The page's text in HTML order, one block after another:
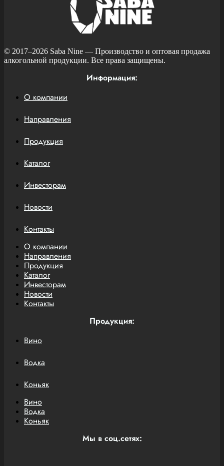
© 2017–2026 Saba Nine — Производство и оптовая продажа
алкогольной продукции. Все права защищены.
Информация:
О компании
Направления
Продукция
Каталог
Инвесторам
Новости
Контакты
О компании
Направления
Продукция
Каталог
Инвесторам
Новости
Контакты
Продукция:
Вино
Водка
Коньяк
Вино
Водка
Коньяк
Мы в соц.сетях: